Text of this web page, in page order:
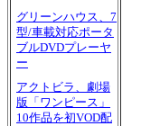
グリーンハウス、7
型/車載対応ポータ
ブルDVDプレーヤ
ー
アクトビラ、劇場
版「ワンピース」
10作品を初VOD配